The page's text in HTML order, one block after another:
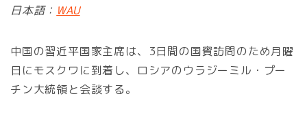
日本語： WAU
中国の習近平国家主席は、3日間の国賓訪問のため月曜
日にモスクワに到着し、ロシアのウラジーミル・プー
チン大統領と会談する。